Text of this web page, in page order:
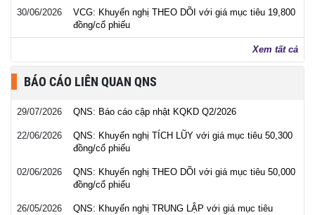
30/06/2026
VCG: Khuyến nghị THEO DÕI với giá mục tiêu 19,800
đồng/cổ phiếu
Xem tất cả
BÁO CÁO LIÊN QUAN QNS
29/07/2026 QNS: Báo cáo cập nhật KQKD Q2/2026
22/06/2026
QNS: Khuyến nghị TÍCH LŨY với giá mục tiêu 50,300
đồng/cổ phiếu
02/06/2026
QNS: Khuyến nghị THEO DÕI với giá mục tiêu 50,000
đồng/cổ phiếu
26/05/2026
QNS: Khuyến nghị TRUNG LẬP với giá mục tiêu